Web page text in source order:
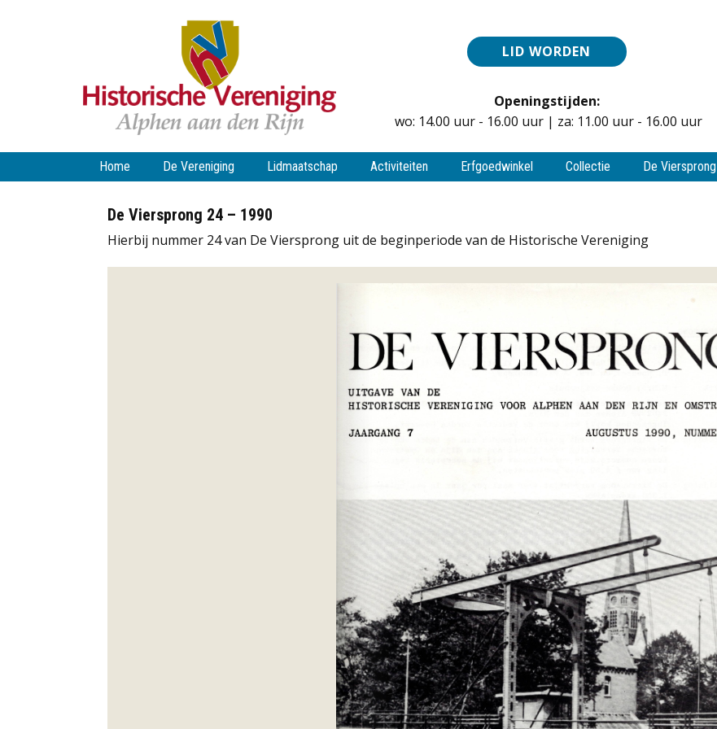
LID WORDEN
Openingstijden:
wo: 14.00 uur - 16.00 uur | za: 11.00 uur - 16.00 uur
Home De Vereniging Lidmaatschap Activiteiten Erfgoedwinkel Collectie De Viersprong
De Viersprong 24 – 1990
Hierbij nummer 24 van De Viersprong uit de beginperiode van de Historische Vereniging